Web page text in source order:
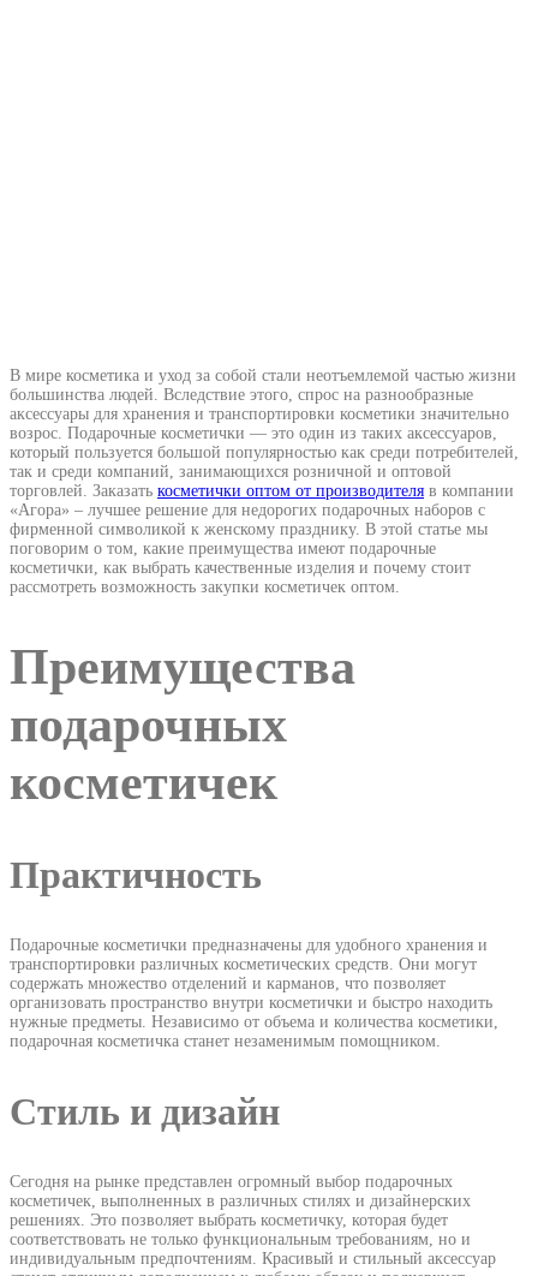
В мире косметика и уход за собой стали неотъемлемой частью жизни
большинства людей. Вследствие этого, спрос на разнообразные
аксессуары для хранения и транспортировки косметики значительно
возрос. Подарочные косметички — это один из таких аксессуаров,
который пользуется большой популярностью как среди потребителей,
так и среди компаний, занимающихся розничной и оптовой
торговлей. Заказать косметички оптом от производителя в компании
«Агора» – лучшее решение для недорогих подарочных наборов с
фирменной символикой к женскому празднику. В этой статье мы
поговорим о том, какие преимущества имеют подарочные
косметички, как выбрать качественные изделия и почему стоит
рассмотреть возможность закупки косметичек оптом.
Преимущества
подарочных
косметичек
Практичность
Подарочные косметички предназначены для удобного хранения и
транспортировки различных косметических средств. Они могут
содержать множество отделений и карманов, что позволяет
организовать пространство внутри косметички и быстро находить
нужные предметы. Независимо от объема и количества косметики,
подарочная косметичка станет незаменимым помощником.
Стиль и дизайн
Сегодня на рынке представлен огромный выбор подарочных
косметичек, выполненных в различных стилях и дизайнерских
решениях. Это позволяет выбрать косметичку, которая будет
соответствовать не только функциональным требованиям, но и
индивидуальным предпочтениям. Красивый и стильный аксессуар